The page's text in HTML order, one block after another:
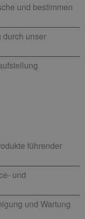
und bestimmen
durch unser
führender
und
und Wartung